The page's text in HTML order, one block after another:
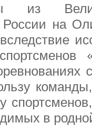
из
России на
в